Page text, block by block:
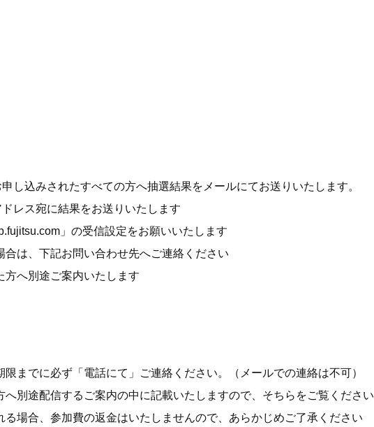
し込みされたすべての方へ抽選結果をメールにてお送りいたします。
レス宛に結果をお送りいたします
」の受信設定をお願いいたします
は、下記お問い合わせ先へご連絡ください
へ別途ご案内いたします
までに必ず「電話にて」ご連絡ください。（メールでの連絡は不可）
別途配信するご案内の中に記載いたしますので、そちらをご覧ください
場合、参加費の返金はいたしませんので、あらかじめご了承ください